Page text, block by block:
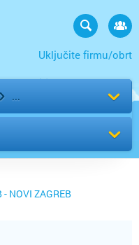
Uključite firmu/obrt
NOVI ZAGREB